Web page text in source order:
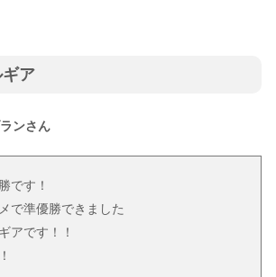
ア
ンさん
です！
で準優勝できました
アです！！